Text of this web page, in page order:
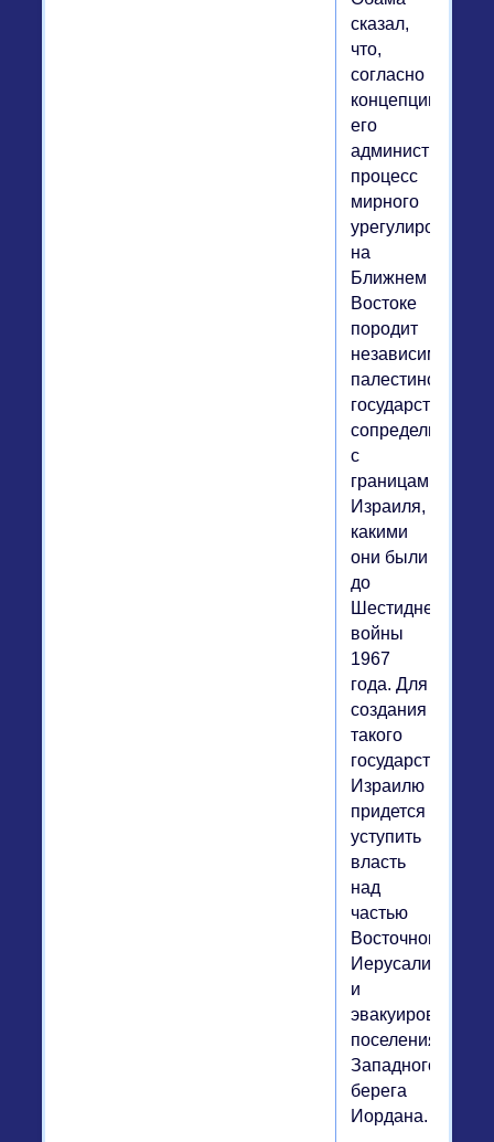
сказал,
что,
согласно
концепции
его
администрации,
процесс
мирного
урегулирования
на
Ближнем
Востоке
породит
независимое
палестинское
государство,
сопредельное
с
границами
Израиля,
какими
они были
до
Шестидневной
войны
1967
года. Для
создания
такого
государства
Израилю
придется
уступить
власть
над
частью
Восточного
Иерусалима
и
эвакуировать
поселения
Западного
берега
Иордана.